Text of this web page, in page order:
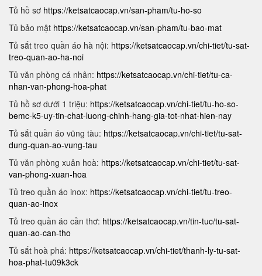
Tủ hồ sơ https://ketsatcaocap.vn/san-pham/tu-ho-so
Tủ bảo mật https://ketsatcaocap.vn/san-pham/tu-bao-mat
Tủ sắt treo quần áo hà nội: https://ketsatcaocap.vn/chi-tiet/tu-sat-
treo-quan-ao-ha-noi
Tủ văn phòng cá nhân: https://ketsatcaocap.vn/chi-tiet/tu-ca-
nhan-van-phong-hoa-phat
Tủ hồ sơ dưới 1 triệu: https://ketsatcaocap.vn/chi-tiet/tu-ho-so-
bemc-k5-uy-tin-chat-luong-chinh-hang-gia-tot-nhat-hien-nay
Tủ sắt quần áo vũng tàu: https://ketsatcaocap.vn/chi-tiet/tu-sat-
dung-quan-ao-vung-tau
Tủ văn phòng xuân hoà: https://ketsatcaocap.vn/chi-tiet/tu-sat-
van-phong-xuan-hoa
Tủ treo quần áo inox: https://ketsatcaocap.vn/chi-tiet/tu-treo-
quan-ao-inox
Tủ treo quần áo cần thơ: https://ketsatcaocap.vn/tin-tuc/tu-sat-
quan-ao-can-tho
Tủ sắt hoà phá: https://ketsatcaocap.vn/chi-tiet/thanh-ly-tu-sat-
hoa-phat-tu09k3ck